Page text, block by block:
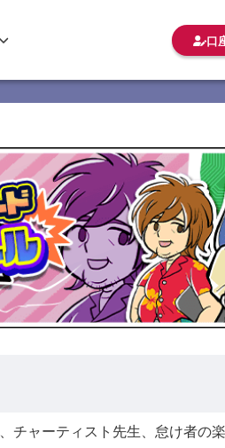
口
チャーティスト先生、怠け者の